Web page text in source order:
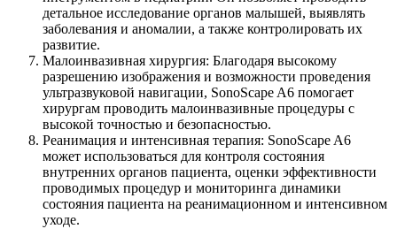
детальное исследование органов малышей, выявлять
заболевания и аномалии, а также контролировать их
развитие.
Малоинвазивная хирургия: Благодаря высокому
разрешению изображения и возможности проведения
ультразвуковой навигации, SonoScape A6 помогает
хирургам проводить малоинвазивные процедуры с
высокой точностью и безопасностью.
Реанимация и интенсивная терапия: SonoScape A6
может использоваться для контроля состояния
внутренних органов пациента, оценки эффективности
проводимых процедур и мониторинга динамики
состояния пациента на реанимационном и интенсивном
уходе.